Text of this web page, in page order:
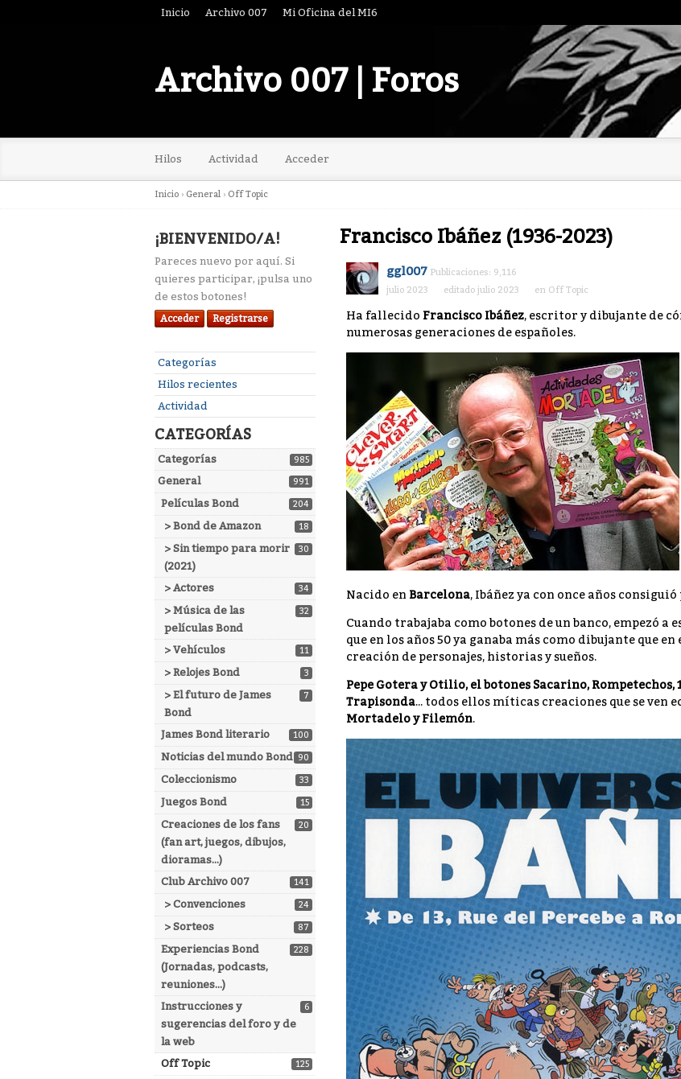
Inicio Archivo 007 Mi Oficina del MI6
Archivo 007 | Foros
Hilos Actividad Acceder
Inicio › General › Off Topic
¡BIENVENIDO/A!
Pareces nuevo por aquí. Si
quieres participar, ¡pulsa uno
de estos botones!
Acceder Registrarse
Enlaces
rápidos
Categorías
Hilos recientes
Actividad
CATEGORÍAS
985
Categorías
991
General
204
Películas Bond
18
> Bond de Amazon
30
> Sin tiempo para morir
(2021)
34
> Actores
32
> Música de las
películas Bond
11
> Vehículos
3
> Relojes Bond
7
> El futuro de James
Bond
100
James Bond literario
90
Noticias del mundo Bond
33
Coleccionismo
15
Juegos Bond
20
Creaciones de los fans
(fan art, juegos, dibujos,
dioramas...)
141
Club Archivo 007
24
> Convenciones
87
> Sorteos
228
Experiencias Bond
(Jornadas, podcasts,
reuniones...)
6
Instrucciones y
sugerencias del foro y de
la web
125
Off Topic
Francisco Ibáñez (1936-2023)
ggl007 Publicaciones: 9,116
julio 2023
editado julio 2023 en Off Topic
Ha fallecido Francisco Ibáñez, escritor y dibujante de
numerosas generaciones de españoles.
Nacido en Barcelona, Ibáñez ya con once años
Cuando trabajaba como botones de un banco, empezó
que en los años 50 ya ganaba más como dibujante que
creación de personajes, historias y sueños.
Pepe Gotera y Otilio, el botones Sacarino, Rompetechos,
Trapisonda... todos ellos míticas creaciones que se ven
Mortadelo y Filemón.